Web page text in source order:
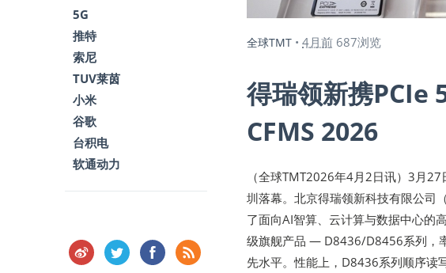
全球TMT • 4月前 687浏览
得瑞领新携PCIe
CFMS 2026
（全球TMT2026年4月2日讯）3月
圳落幕。北京得瑞领新科技有限公司
了面向AI智算、云计算与数据中心的
级旗舰产品 — D8436/D8456系列，
先水平。性能上，D8436系列顺序读
5G
推特
索尼
TUV莱茵
小米
谷歌
台积电
软通动力